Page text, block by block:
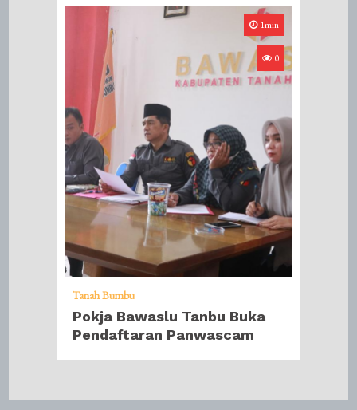
1min
0
Tanah Bumbu
Pokja Bawaslu Tanbu Buka
Pendaftaran Panwascam